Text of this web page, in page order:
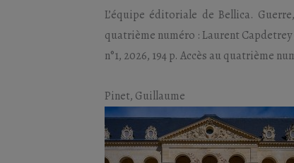
L’équipe éditoriale de Bellica.
quatrième numéro : Laurent
n°1, 2026, 194 p. Accès au quatrième
Pinet, Guillaume